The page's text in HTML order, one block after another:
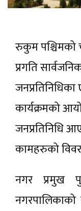
रुकुम पश्चिमको
प्रगति
कार्यक्रमको
जनप्रतिनिधि
कामहरुको
नगर प्रमुख